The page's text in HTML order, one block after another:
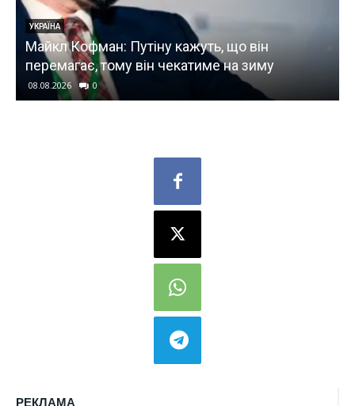
РЕКЛАМА
УКРАЇНА
Майкл Кофман: Путіну кажуть, що він
перемагає, тому він чекатиме на зиму
08.08.2026 0